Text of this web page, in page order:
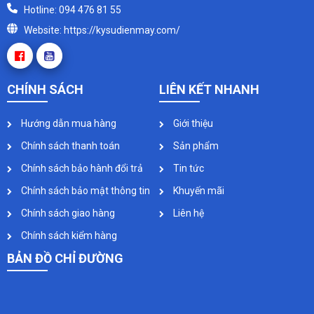
Hotline: 094 476 81 55
Website: https://kysudienmay.com/
CHÍNH SÁCH
Hướng dẫn mua hàng
Chính sách thanh toán
Chính sách bảo hành đổi trả
Chính sách bảo mật thông tin
Chính sách giao hàng
Chính sách kiểm hàng
LIÊN KẾT NHANH
Giới thiệu
Sản phẩm
Tin tức
Khuyến mãi
Liên hệ
BẢN ĐỒ CHỈ ĐƯỜNG